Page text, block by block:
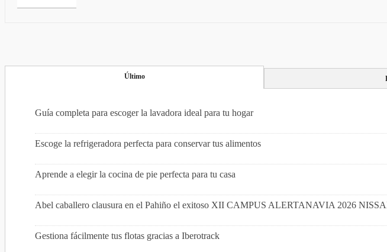
Último
Guía completa para escoger la lavadora ideal para tu hogar
Escoge la refrigeradora perfecta para conservar tus alimentos
Aprende a elegir la cocina de pie perfecta para tu casa
Abel caballero clausura en el Pahiño el exitoso XII CAMPUS ALERTANAVIA 2026
Gestiona fácilmente tus flotas gracias a Iberotrack